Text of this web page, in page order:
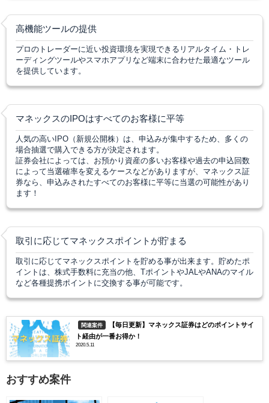
高機能ツールの提供
プロのトレーダーに近い投資環境を実現できるリアルタイム・トレ
ーディングツールやスマホアプリなど端末に合わせた最適なツール
を提供しています。
マネックスのIPOはすべてのお客様に平等
人気の高いIPO（新規公開株）は、申込みが集中するため、多くの
場合抽選で購入できる方が決定されます。
証券会社によっては、お預かり資産の多いお客様や過去の申込回数
によって当選確率を変えるケースなどがありますが、マネックス証
券なら、申込みされたすべてのお客様に平等に当選の可能性があり
ます！
取引に応じてマネックスポイントが貯まる
取引に応じてマネックスポイントを貯める事が出来ます。貯めたポ
イントは、株式手数料に充当の他、TポイントやJALやANAのマイル
など各種提携ポイントに交換する事が可能です。
関連案件
【毎日更新】マネックス証券はどのポイントサイ
ト経由が一番お得か！
2020.5.11
おすすめ案件